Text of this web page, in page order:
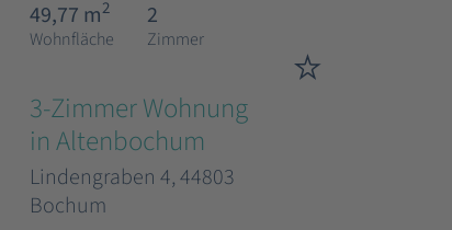
49,77 m2
Wohnfläche
2
Zimmer
3-Zimmer Wohnung
in Altenbochum
Lindengraben 4, 44803
Bochum